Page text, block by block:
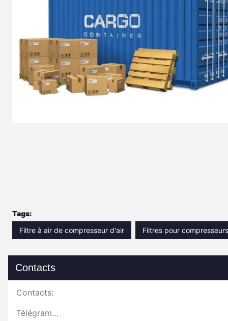
Tags:
Filtre à air de compresseur d'air
Filtres pour
Contacts
Contacts:
Télégramme: